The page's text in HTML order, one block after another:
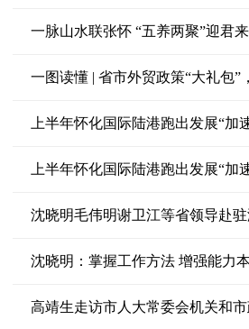
一脉山水联张怀 “五养两聚”迎
一图读懂 | 省市外贸政策“大礼包”
上半年怀化国际陆港跑出发展“加
上半年怀化国际陆港跑出发展“加
沈晓明毛伟明谢卫江等省领导赴
沈晓明：掌握工作方法 增强能力
高靖生走访市人大常委会机关和